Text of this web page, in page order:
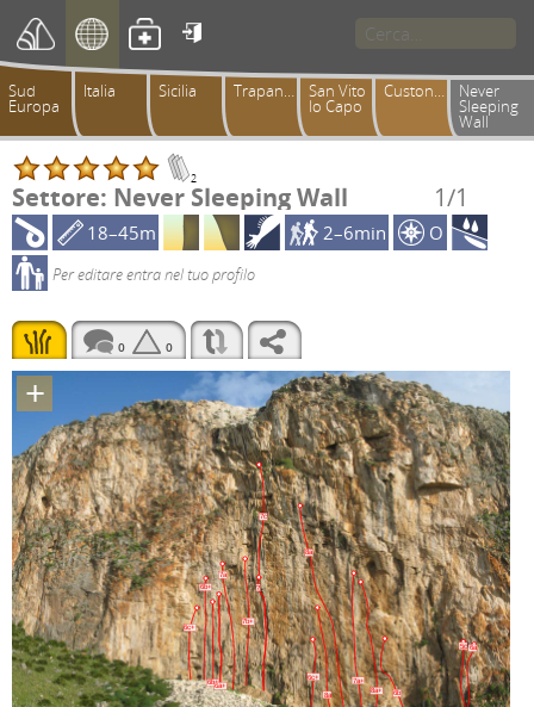

Sud
Europa
Italia Sicilia Trapanese San Vito
lo Capo
Custonaci Never
Sleeping
Wall
2
Settore: Never Sleeping Wall 1/1
18–45m 2–6min O
Per editare entra nel tuo profilo
0 0
+
6c+
6b+
6b+6a+
7b+
?
7c
7a
6c+
8a
8a
7a+
8a+ 6b
5c 6a